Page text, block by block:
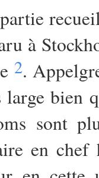
à
2.
bien
sont
en